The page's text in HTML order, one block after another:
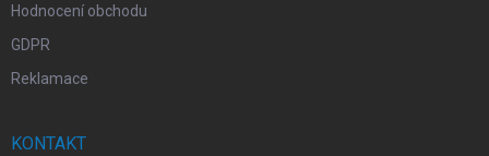
Hodnocení obchodu
GDPR
Reklamace
KONTAKT